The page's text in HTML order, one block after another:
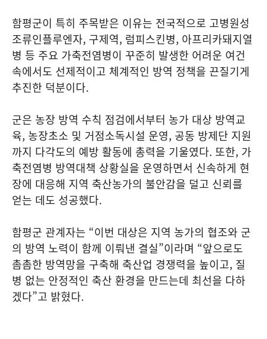
함평군이 특히 주목받은 이유는 전국적으로 고병원성
조류인플루엔자, 구제역, 럼피스킨병, 아프리카돼지열
병 등 주요 가축전염병이 꾸준히 발생한 어려운 여건
속에서도 선제적이고 체계적인 방역 정책을 끈질기게
추진한 덕분이다.
군은 농장 방역 수칙 점검에서부터 농가 대상 방역교
육, 농장초소 및 거점소독시설 운영, 공동 방제단 지원
까지 다각도의 예방 활동에 총력을 기울였다. 또한, 가
축전염병 방역대책 상황실을 운영하면서 신속하게 현
장에 대응해 지역 축산농가의 불안감을 덜고 신뢰를
얻는 데도 성공했다.
함평군 관계자는 “이번 대상은 지역 농가의 협조와 군
의 방역 노력이 함께 이뤄낸 결실”이라며 “앞으로도
촘촘한 방역망을 구축해 축산업 경쟁력을 높이고, 질
병 없는 안정적인 축산 환경을 만드는데 최선을 다하
겠다”고 밝혔다.